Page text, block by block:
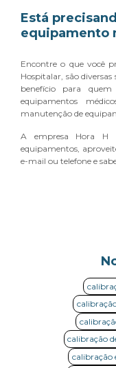
Está
equipamento
Encontre o que você
Hospitalar, são
benefício para
equipamentos
manutenção de
A empresa Hora H
equipamentos,
e-mail ou telefone e
calibração